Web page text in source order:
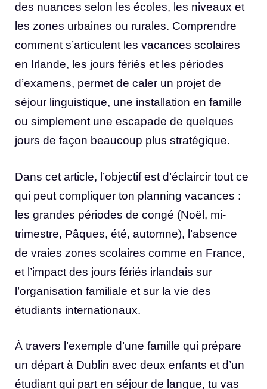
des nuances selon les écoles, les niveaux et
les zones urbaines ou rurales. Comprendre
comment s’articulent les vacances scolaires
en Irlande, les jours fériés et les périodes
d’examens, permet de caler un projet de
séjour linguistique, une installation en famille
ou simplement une escapade de quelques
jours de façon beaucoup plus stratégique.
Dans cet article, l’objectif est d’éclaircir tout ce
qui peut compliquer ton planning vacances :
les grandes périodes de congé (Noël, mi-
trimestre, Pâques, été, automne), l’absence
de vraies zones scolaires comme en France,
et l’impact des jours fériés irlandais sur
l’organisation familiale et sur la vie des
étudiants internationaux.
À travers l’exemple d’une famille qui prépare
un départ à Dublin avec deux enfants et d’un
étudiant qui part en séjour de langue, tu vas